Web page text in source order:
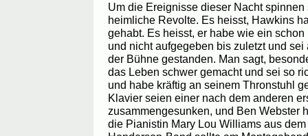
Um die Ereignisse dieser Nacht
heimliche Revolte. Es heisst, Hawkins
gehabt. Es heisst, er habe wie ein
und nicht aufgegeben bis zuletzt und
der Bühne gestanden. Man sagt,
das Leben schwer gemacht und sei so
und habe kräftig an seinem Thronstuhl
Klavier seien einer nach dem anderen
zusammengesunken, und Ben Webster
die Pianistin Mary Lou Williams aus